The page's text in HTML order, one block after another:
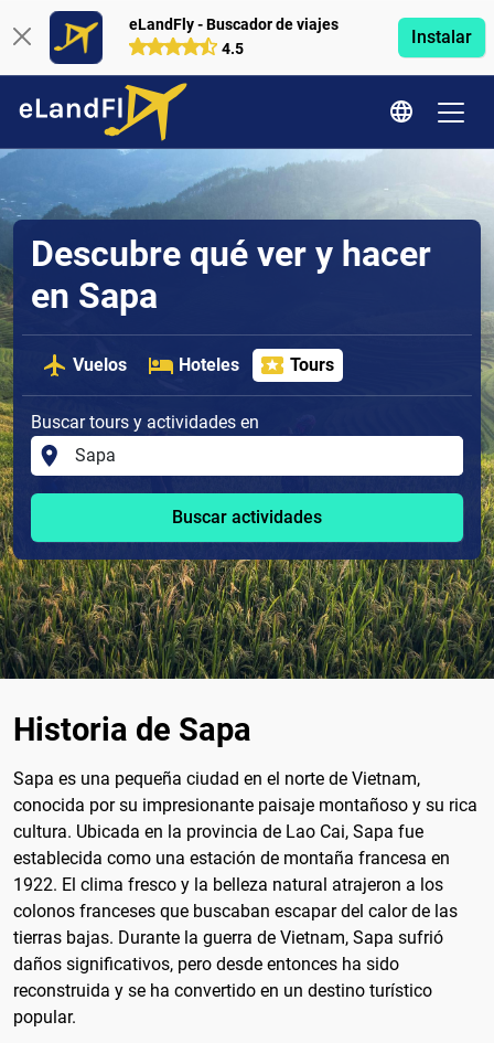
eLandFly - Buscador de viajes
4.5
Instalar
Descubre qué ver y hacer
en Sapa
Vuelos Hoteles Tours
Buscar tours y actividades en
Buscar actividades
Historia de Sapa
Sapa es una pequeña ciudad en el norte de Vietnam,
conocida por su impresionante paisaje montañoso y su rica
cultura. Ubicada en la provincia de Lao Cai, Sapa fue
establecida como una estación de montaña francesa en
1922. El clima fresco y la belleza natural atrajeron a los
colonos franceses que buscaban escapar del calor de las
tierras bajas. Durante la guerra de Vietnam, Sapa sufrió
daños significativos, pero desde entonces ha sido
reconstruida y se ha convertido en un destino turístico
popular.